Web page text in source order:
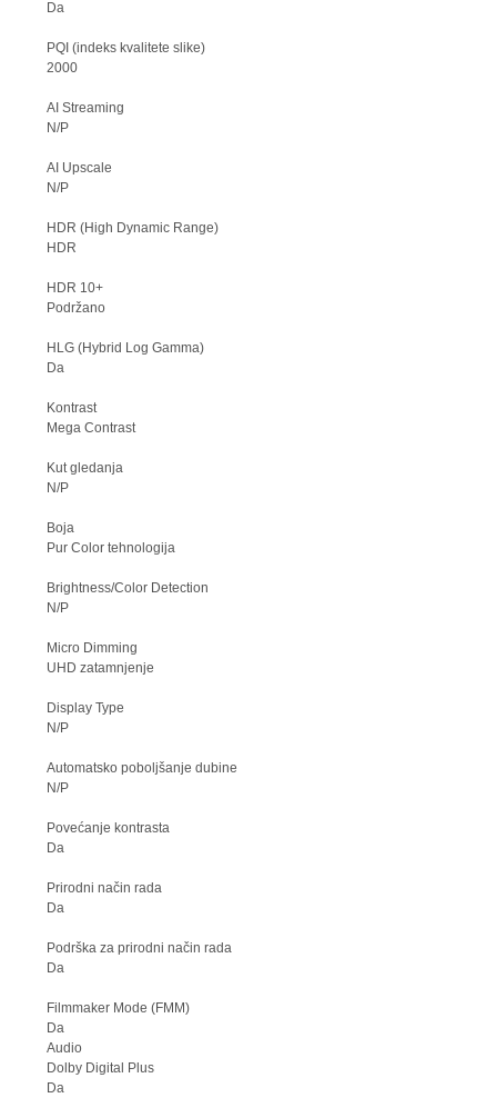
Da
PQI (indeks kvalitete slike)
2000
AI Streaming
N/P
AI Upscale
N/P
HDR (High Dynamic Range)
HDR
HDR 10+
Podržano
HLG (Hybrid Log Gamma)
Da
Kontrast
Mega Contrast
Kut gledanja
N/P
Boja
Pur Color tehnologija
Brightness/Color Detection
N/P
Micro Dimming
UHD zatamnjenje
Display Type
N/P
Automatsko poboljšanje dubine
N/P
Povećanje kontrasta
Da
Prirodni način rada
Da
Podrška za prirodni način rada
Da
Filmmaker Mode (FMM)
Da
Audio
Dolby Digital Plus
Da